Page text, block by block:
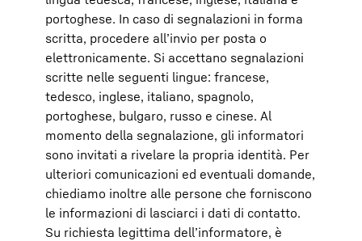
portoghese. In caso di segnalazioni in forma
scritta, procedere all’invio per posta o
elettronicamente. Si accettano segnalazioni
scritte nelle seguenti lingue: francese,
tedesco, inglese, italiano, spagnolo,
portoghese, bulgaro, russo e cinese. Al
momento della segnalazione, gli informatori
sono invitati a rivelare la propria identità. Per
ulteriori comunicazioni ed eventuali domande,
chiediamo inoltre alle persone che forniscono
le informazioni di lasciarci i dati di contatto.
Su richiesta legittima dell’informatore, è